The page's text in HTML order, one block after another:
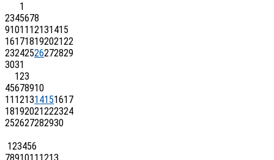
1
2345678
91011 12131415
16171819202122
23242526272829
3031
123
45678910
11 121314151617
18192021222324
252627282930
123456